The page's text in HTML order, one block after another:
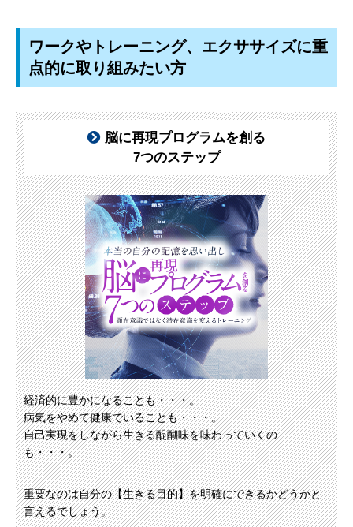
ワークやトレーニング、エクササイズに重
点的に取り組みたい方
脳に再現プログラムを創る
7つのステップ
経済的に豊かになることも・・・。
病気をやめて健康でいることも・・・。
自己実現をしながら生きる醍醐味を味わっていくの
も・・・。
重要なのは自分の【生きる目的】を明確にできるかどうかと
言えるでしょう。